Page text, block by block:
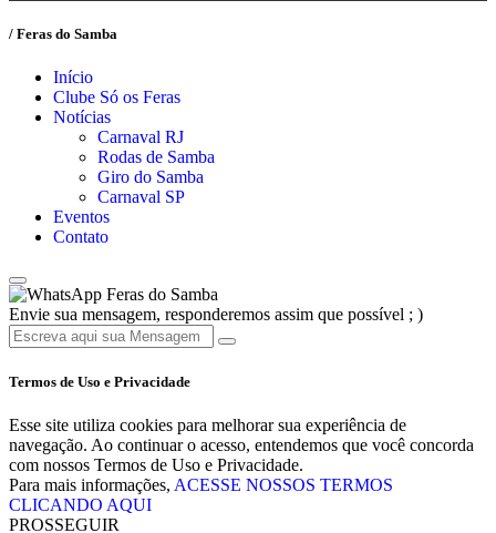
/ Feras do Samba
Início
Clube Só os Feras
Notícias
Carnaval RJ
Rodas de Samba
Giro do Samba
Carnaval SP
Eventos
Contato
Feras do Samba
Envie sua mensagem, responderemos assim que possível ; )
Termos de Uso e Privacidade
Esse site utiliza cookies para melhorar sua experiência de
navegação. Ao continuar o acesso, entendemos que você concorda
com nossos Termos de Uso e Privacidade.
Para mais informações, ACESSE NOSSOS TERMOS
CLICANDO AQUI
PROSSEGUIR